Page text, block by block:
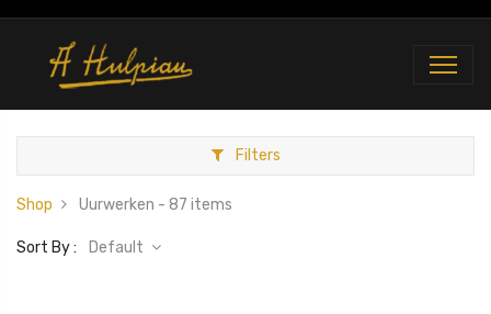
Filters
Shop Uurwerken - 87 items
Sort By : Default